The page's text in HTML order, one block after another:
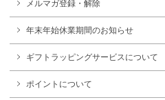
メルマガ登録・解除
年末年始休業期間のお知らせ
ギフトラッピングサービスについて
ポイントについて